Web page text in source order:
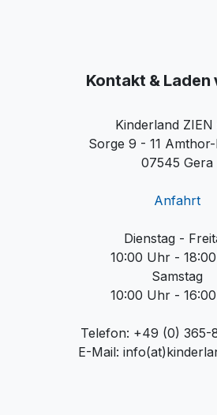
Kontakt & Laden
Kinderland ZIEN
Sorge 9 - 11 Amthor-
07545 Gera
Anfahrt
Dienstag -
10:00 Uhr -
Samstag
10:00 Uhr -
Telefon: +49 (0) 365-
E-Mail: